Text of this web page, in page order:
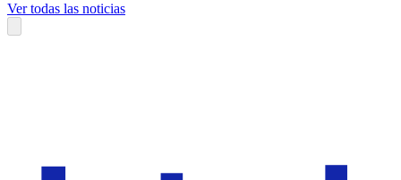
Ver todas las noticias